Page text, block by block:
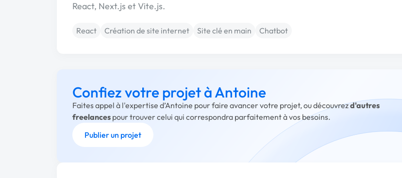
React, Next.js et Vite.js.
React Création de site internet Site clé en main Chatbot
Confiez votre projet à Antoine
Faites appel à l'expertise d’Antoine pour faire avancer votre projet, ou découvrezd'autres
freelances pour trouver celui qui correspondra parfaitement à vos besoins.
Publier un projet